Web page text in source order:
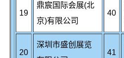
19
鼎宸国际会展(北
京)有限公司
40
20
深圳市盛创展览
41